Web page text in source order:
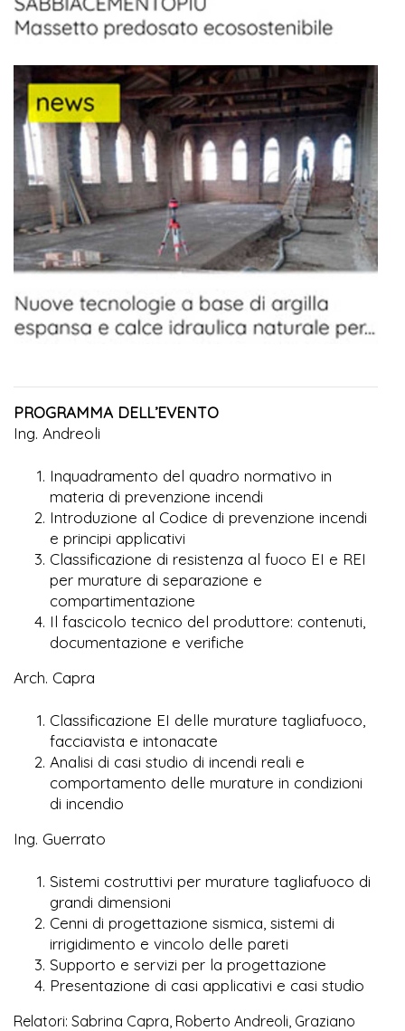
PROGRAMMA DELL’EVENTO
Ing. Andreoli
Inquadramento del quadro normativo in
materia di prevenzione incendi
Introduzione al Codice di prevenzione incendi
e principi applicativi
Classificazione di resistenza al fuoco EI e REI
per murature di separazione e
compartimentazione
Il fascicolo tecnico del produttore: contenuti,
documentazione e verifiche
Arch. Capra
Classificazione EI delle murature tagliafuoco,
facciavista e intonacate
Analisi di casi studio di incendi reali e
comportamento delle murature in condizioni
di incendio
Ing. Guerrato
Sistemi costruttivi per murature tagliafuoco di
grandi dimensioni
Cenni di progettazione sismica, sistemi di
irrigidimento e vincolo delle pareti
Supporto e servizi per la progettazione
Presentazione di casi applicativi e casi studio
Relatori: Sabrina Capra, Roberto Andreoli, Graziano